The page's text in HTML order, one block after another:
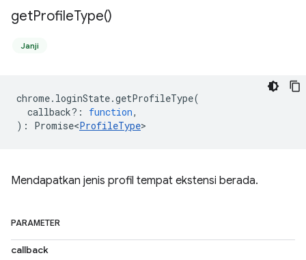
getProfileType()
Janji
chrome. loginState.getProfileType(
callback? : function,
) : Promise<ProfileType>
Mendapatkan jenis profil tempat ekstensi berada.
PARAMETER
callback